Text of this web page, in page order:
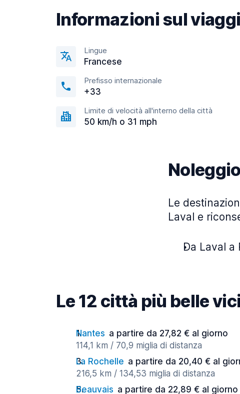
Informazioni sul
Lingue
Francese
Prefisso internazionale
+33
Limite di velocità all'interno della città
50 km/h o 31 mph
Le
Laval e
Da Laval
Le 12 città più belle
Nantes a partire da 27,82 € al giorno
114,1 km / 70,9 miglia di distanza
La Rochelle a partire da 20,40 € al
216,5 km / 134,53 miglia di distanza
Beauvais a partire da 22,89 € al giorno